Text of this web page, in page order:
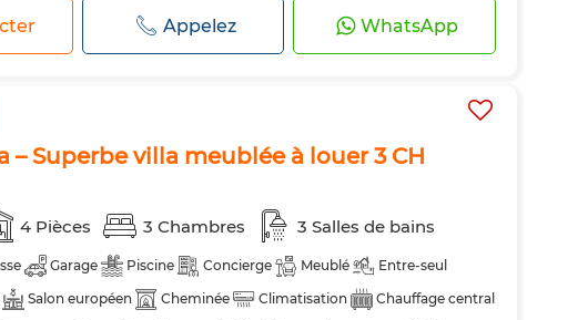
Appelez WhatsApp
– Superbe villa meublée à louer 3 CH
4 Pièces 3 Chambres 3 Salles de bains
Garage Piscine Concierge Meublé
Entre-seul
Salon européen Cheminée Climatisation
Chauffage central